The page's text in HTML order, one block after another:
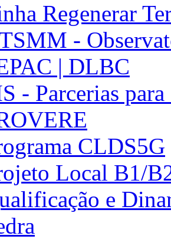
Regenerar
-
| DLBC
- Parcerias
CLDS5G
Local B1/
e